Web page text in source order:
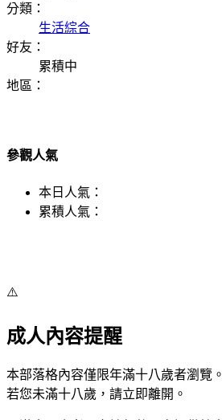
分類：
生活綜合
好友：
累積中
地區：
參觀人氣
本日人氣：
累積人氣：
⚠️
成人內容提醒
本部落格內容僅限年滿十八歲者瀏覽。
若您未滿十八歲，請立即離開。